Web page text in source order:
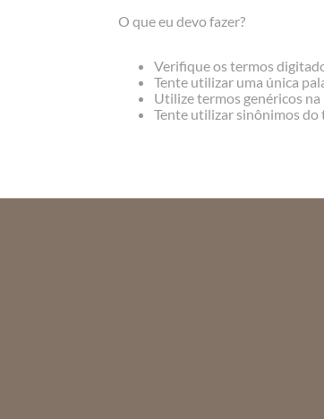
O que eu devo fazer?
Verifique os termos
Tente utilizar uma única
Utilize termos genéricos na
Tente utilizar sinônimos do